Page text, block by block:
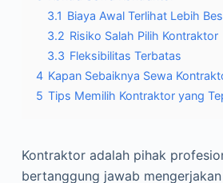
3.1 Biaya Awal Terlihat Lebih
3.2 Risiko Salah Pilih Kontraktor
3.3 Fleksibilitas Terbatas
4 Kapan Sebaiknya Sewa
5 Tips Memilih Kontraktor yang
Kontraktor adalah pihak
bertanggung jawab